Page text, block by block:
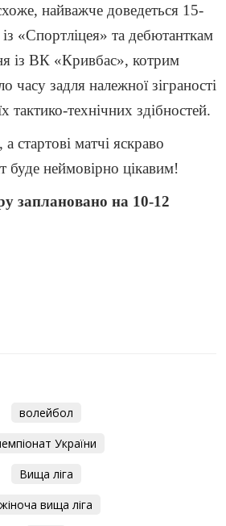
найважче доведеться 15-
«Спортліцея» та дебютанткам
із ВК «Кривбас», котрим
часу задля належної зіграності
тактико-технічних здібностей.
стартові матчі яскраво
буде неймовірно цікавим!
заплановано на 10-12
волейбол
України
Вища ліга
жіноча вища ліга